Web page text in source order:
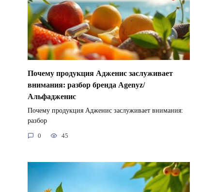
Почему продукция Адженис заслуживает
внимания: разбор бренда Agenyz/
Альфадженис
Почему продукция Адженис заслуживает внимания:
разбор
0 45